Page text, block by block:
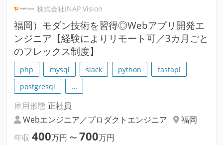
株式会社INAP Vision
福岡）モダン技術を習得◎Webアプリ開発エ
ンジニア【経験によりリモート可／3カ月ごと
のフレックス制度】
php mysql slack python
fastapi
postgresql
…
雇用形態 正社員
Webエンジニア／プロダクトエンジニア
福岡
年収 400万円 〜 700万円